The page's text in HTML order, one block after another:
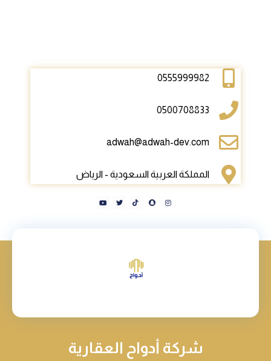
0555999982
0500708833
adwah@adwah-dev.com
المملكة العربية السعودية - الرياض
شركة أدواح العقارية